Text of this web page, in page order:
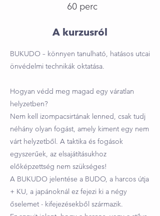
60 perc
A kurzusról
BUKUDO – könnyen tanulható, hatásos utcai
önvédelmi technikák oktatása.
Hogyan védd meg magad egy váratlan
helyzetben?
Nem kell izompacsirtának lenned, csak tudj
néhány olyan fogást, amely kiment egy nem
várt helyzetből. A taktika és fogások
egyszerűek, az elsajátításukhoz
előképzettség nem szükséges!
A BUKUDO jelentése a BUDO, a harcos útja
+ KU, a japánoknál ez fejezi ki a négy
őselemet - kifejezésekből származik.